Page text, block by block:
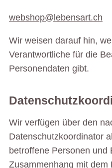
webshop@lebensart.ch
Wir weisen darauf hin,
Verantwortliche für die
Personendaten gibt.
Wir verfügen über den
Datenschutzkoordinator
betroffene Personen und
Zusammenhang mit dem